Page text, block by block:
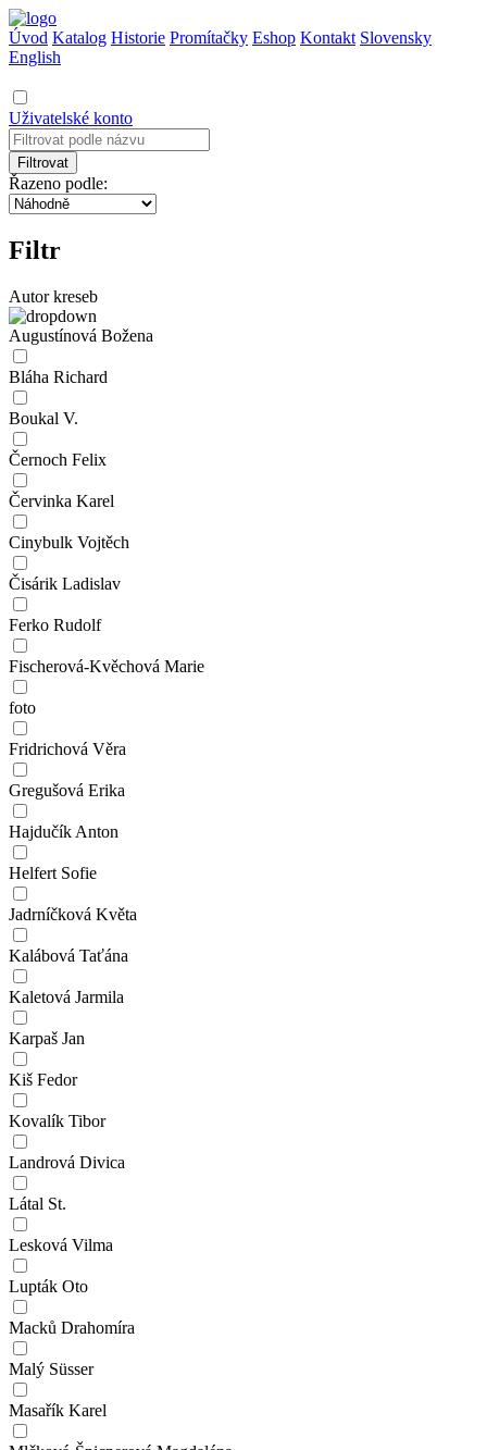
Úvod Katalog Historie Promítačky Eshop Kontakt Slovensky
English
Uživatelské konto
Filtrovat
Řazeno podle:
Filtr
Autor kreseb
Augustínová Božena
Bláha Richard
Boukal V.
Černoch Felix
Červinka Karel
Cinybulk Vojtěch
Čisárik Ladislav
Ferko Rudolf
Fischerová-Kvěchová Marie
foto
Fridrichová Věra
Gregušová Erika
Hajdučík Anton
Helfert Sofie
Jadrníčková Květa
Kalábová Taťána
Kaletová Jarmila
Karpaš Jan
Kiš Fedor
Kovalík Tibor
Landrová Divica
Látal St.
Lesková Vilma
Lupták Oto
Macků Drahomíra
Malý Süsser
Masařík Karel